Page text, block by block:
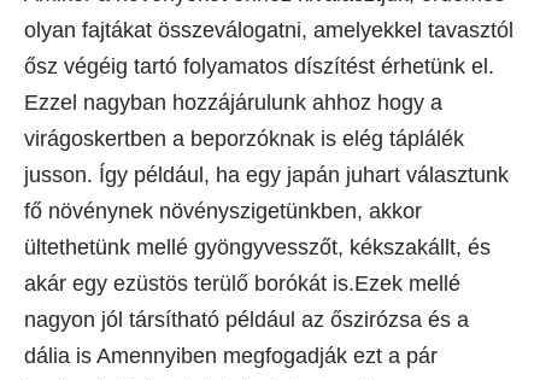
olyan fajtákat összeválogatni, amelyekkel tavasztól
ősz végéig tartó folyamatos díszítést érhetünk el.
Ezzel nagyban hozzájárulunk ahhoz hogy a
virágoskertben a beporzóknak is elég táplálék
jusson. Így például, ha egy japán juhart választunk
fő növénynek növényszigetünkben, akkor
ültethetünk mellé gyöngyvesszőt, kékszakállt, és
akár egy ezüstös terülő borókát is.Ezek mellé
nagyon jól társítható például az őszirózsa és a
dália is Amennyiben megfogadják ezt a pár